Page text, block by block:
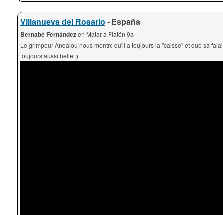
Villanueva del Rosario - España
Bernabé Fernándezen Matar a Platón 9a
Le grimpeur Andalou nous montre qu'il a toujours la "caisse" et que sa
toujours aussi belle :)